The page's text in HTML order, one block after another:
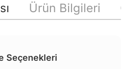
Ürün Bilgileri
Seçenekleri